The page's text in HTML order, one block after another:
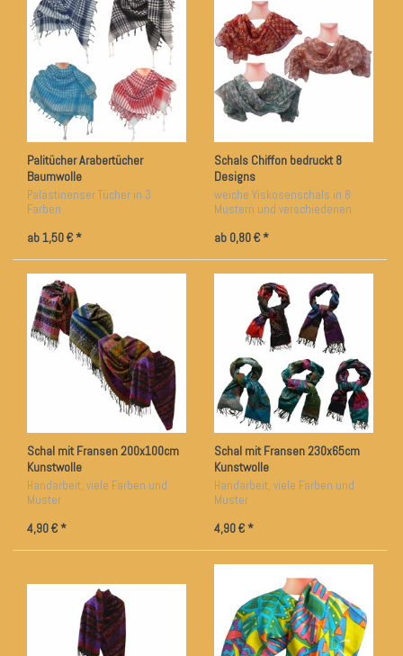
Palitücher Arabertücher
Baumwolle
Palästinenser Tücher in 3
Farben
ab 1,50 € *
Schals Chiffon bedruckt 8
Designs
weiche Viskosenschals in 8
Mustern und verschiedenen
ab 0,80 € *
Schal mit Fransen 200x100cm
Kunstwolle
Handarbeit, viele Farben und
Muster
4,90 € *
Schal mit Fransen 230x65cm
Kunstwolle
Handarbeit, viele Farben und
Muster
4,90 € *